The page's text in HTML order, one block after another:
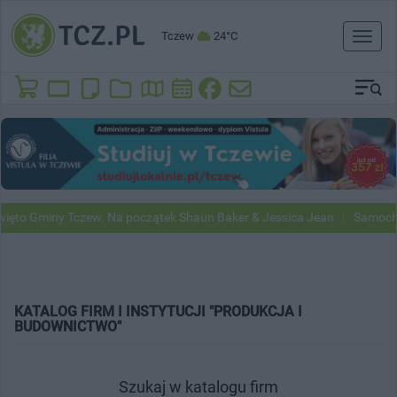
Tczew 24°C
Toggle
Gminy Tczew. Na początek Shaun Baker & Jessica Jean
KATALOG FIRM I INSTYTUCJI "PRODUKCJA I
BUDOWNICTWO"
Szukaj w katalogu firm